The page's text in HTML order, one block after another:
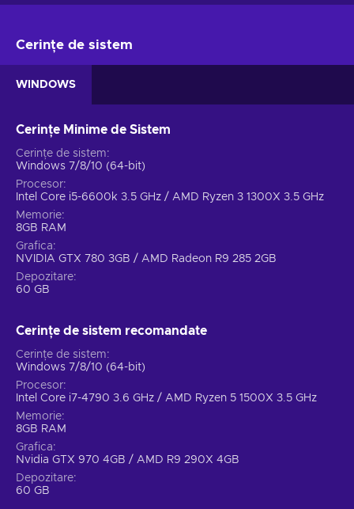
death claws pândesc fără îndoială în întuneric, împreună cu
Fallout 76 - Modificări
Pentru prima dată în serie, te vei scufunda într-un joc complet
Funcția de mișcare lentă V.A.T.S. nu mai este
disponibilă, dar în schimb, poți alege și viza părți ale
corpului inamicilor.
S.P.E.C.I.A.L. Procesul de creare a personajelor cu
puncte de îndemânare și avantaje s-a întors; o schimbare
interesantă în Fallout 76 Bethesda key este că avantajele
dezactivate la comanda ta.
C.A.M.P. sau Construction and Assembly Mobile
Platform intră în joc, ceea ce îți permite să construiești
plan oricând te deconectezi. Deci, atacul bazei când ești
offline nu mai este o opțiune.
Crafting-ul s-a întors, și deoarece jocul are loc în
rețetă este gata pentru o tranzacție!
Foamea și setea cu Fallout 76 Bethesda key, deși nu
sunt la fel de dăunătoare ca în alte jocuri din serie, te vor
face totuși să îți monitorizezi cu atenție personajul. Altfel
vor apărea diverse probleme.
Fallout 76 - PvP & PvE
Cerințe de sistem
WINDOWS
Cerințe Minime de Sistem
Cerințe de sistem
Windows 7/8/10 (64-bit)
Procesor
Intel Core i5-6600k 3.5 GHz / AMD Ryzen 3 1300X 3.5 GHz
Memorie
8GB RAM
Grafica
NVIDIA GTX 780 3GB / AMD Radeon R9 285 2GB
Depozitare
60 GB
Cerințe de sistem recomandate
Cerințe de sistem
Windows 7/8/10 (64-bit)
Procesor
Intel Core i7-4790 3.6 GHz / AMD Ryzen 5 1500X 3.5 GHz
Memorie
8GB RAM
Grafica
Nvidia GTX 970 4GB / AMD R9 290X 4GB
Depozitare
60 GB